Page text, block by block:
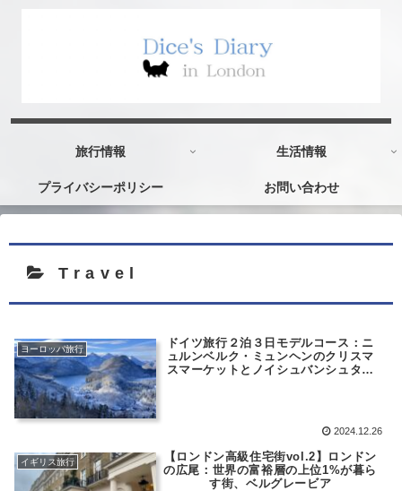
旅行情報 生活情報
プライバシーポリシー お問い合わせ
Travel
ヨーロッパ旅行
ドイツ旅行２泊３日モデルコース：ニ
ュルンベルク・ミュンヘンのクリスマ
スマーケットとノイシュバンシュタイ
2024.12.26
イギリス旅行
【ロンドン高級住宅街vol.2】ロンドン
の広尾：世界の富裕層の上位1%が暮ら
す街、ベルグレービア